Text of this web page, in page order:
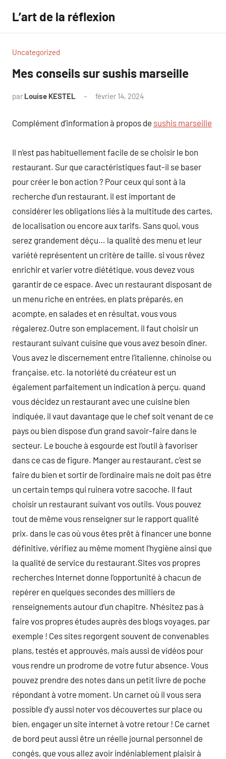
contenu
L’art de la réflexion
Uncategorized
Mes conseils sur sushis marseille
par Louise KESTEL février 14, 2024
Complément d’information à propos de sushis marseille
Il n’est pas habituellement facile de se choisir le bon
restaurant. Sur que caractéristiques faut-il se baser
pour créer le bon action ? Pour ceux qui sont à la
recherche d’un restaurant, il est important de
considérer les obligations liés à la multitude des cartes,
de localisation ou encore aux tarifs. Sans quoi, vous
serez grandement déçu… la qualité des menu et leur
variété représentent un critère de taille. si vous rêvez
enrichir et varier votre diététique, vous devez vous
garantir de ce espace. Avec un restaurant disposant de
un menu riche en entrées, en plats préparés, en
acompte, en salades et en résultat, vous vous
régalerez.Outre son emplacement, il faut choisir un
restaurant suivant cuisine que vous avez besoin dîner.
Vous avez le discernement entre l’italienne, chinoise ou
française, etc. la notoriété du créateur est un
également parfaitement un indication à perçu. quand
vous décidez un restaurant avec une cuisine bien
indiquée, il vaut davantage que le chef soit venant de ce
pays ou bien dispose d’un grand savoir-faire dans le
secteur. Le bouche à esgourde est l’outil à favoriser
dans ce cas de figure. Manger au restaurant, c’est se
faire du bien et sortir de l’ordinaire mais ne doit pas être
un certain temps qui ruinera votre sacoche. Il faut
choisir un restaurant suivant vos outils. Vous pouvez
tout de même vous renseigner sur le rapport qualité
prix. dans le cas où vous êtes prêt à financer une bonne
définitive, vérifiez au même moment l’hygiène ainsi que
la qualité de service du restaurant.Sites vos propres
recherches Internet donne l’opportunité à chacun de
repérer en quelques secondes des milliers de
renseignements autour d’un chapitre. N’hésitez pas à
faire vos propres études auprès des blogs voyages, par
exemple ! Ces sites regorgent souvent de convenables
plans, testés et approuvés, mais aussi de vidéos pour
vous rendre un prodrome de votre futur absence. Vous
pouvez prendre des notes dans un petit livre de poche
répondant à votre moment. Un carnet où il vous sera
possible d’y aussi noter vos découvertes sur place ou
bien, engager un site internet à votre retour ! Ce carnet
de bord peut aussi être un réelle journal personnel de
congés, que vous allez avoir indéniablement plaisir à